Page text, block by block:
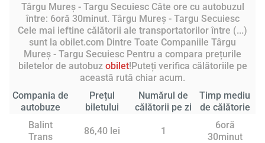
Târgu Mureş - Targu Secuiesc Câte ore cu autobuzul
între: 6oră 30minut. Târgu Mureş - Targu Secuiesc
Cele mai ieftine călătorii ale transportatorilor între (...)
sunt la obilet.com Dintre Toate Companiile Târgu
Mureş - Targu Secuiesc Pentru a compara prețurile
biletelor de autobuz obilet!Puteți verifica călătoriile pe
această rută chiar acum.
Compania de
autobuze
Prețul
biletului
Numărul de
călătorii pe zi
Timp mediu
de călătorie
Balint
Trans
86,40 lei 1
6oră
30minut